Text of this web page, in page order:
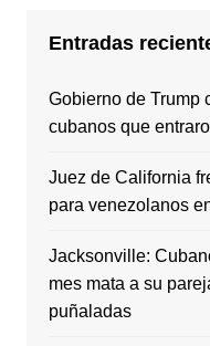
Entradas
Gobierno de Trump
cubanos que
Juez de California
para venezolanos
Jacksonville:
mes mata a su
puñaladas